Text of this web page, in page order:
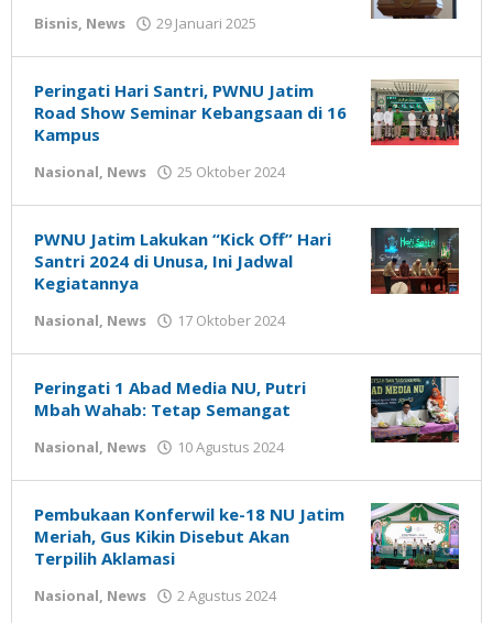
Bisnis, News 29 Januari 2025
Susanto
Peringati Hari Santri, PWNU Jatim
Road Show Seminar Kebangsaan di 16
Kampus
Nasional, News 25 Oktober 2024
Susanto
PWNU Jatim Lakukan “Kick Off” Hari
Santri 2024 di Unusa, Ini Jadwal
Kegiatannya
Nasional, News 17 Oktober 2024
Susanto
Peringati 1 Abad Media NU, Putri
Mbah Wahab: Tetap Semangat
Nasional, News 10 Agustus 2024
Susanto
Pembukaan Konferwil ke-18 NU Jatim
Meriah, Gus Kikin Disebut Akan
Terpilih Aklamasi
Nasional, News 2 Agustus 2024